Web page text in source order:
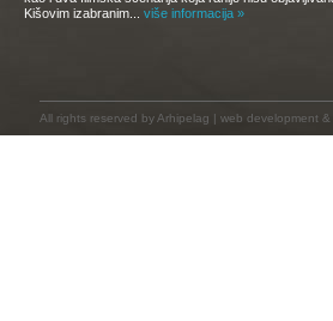
Kišovim izabranim... više informacija »
All rights reserved by Arhipelag | web development &